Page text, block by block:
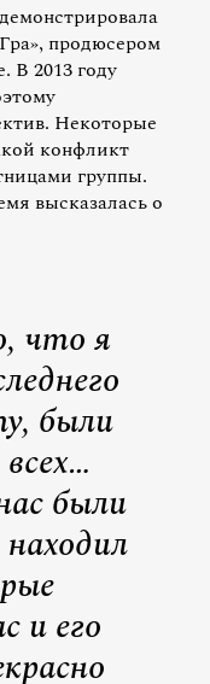
продюсером
В 2013 году
Некоторые
конфликт
группы.
высказалась о
что я
были
были
и его